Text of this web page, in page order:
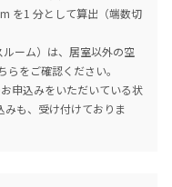
を1 分として算出（端数切
ーム）は、居室以外の空
らをご確認ください。
申込みをいただいている状
みも、受け付けておりま